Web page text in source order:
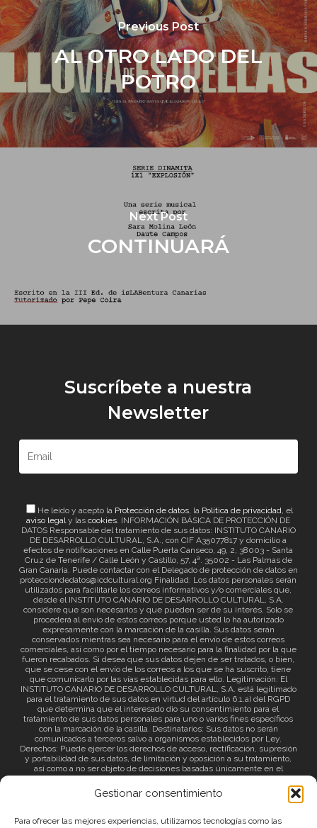
Gestionar consentimiento
Para ofrecer las mejores experiencias, utilizamos tecnologías como las
Previous Post
AL OTRO LADO DEL
POTRO
Next Post
CONTINUARÁ
Suscríbete a nuestra
Newsletter
He leído y acepto la Protección de datos, la Política de privacidad, el
aviso legaly lascookies. INFORMACIÓN BÁSICA DE PROTECCIÓN DE
DATOS Responsable del tratamiento de sus datos: INSTITUTO CANARIO
DE DESARROLLO CULTURAL, S.A., con CIF A35077817 y domicilio a
efectos de notificaciones en Calle Puerta Canseco, 49, 2, 38003 - Santa
Cruz de Tenerife / Calle León y Castillo, 57, 4ª. 35002 - Las Palmas de
Gran Canaria. Puede contactar con el Delegado de protección de datos en
protecciondedatos@icdcultural.org Finalidad: Los datos personales serán
utilizados para facilitarle los correos informativos y/o comerciales que,
desde el INSTITUTO CANARIO DE DESARROLLO CULTURAL, S.A.
considere que son necesarios y que pueden ser de su interés. Solo se
procederá al envío de estos correos porque usted lo ha autorizado
expresamente con la marcación de la casilla. Sus datos serán
conservados mientras sea necesario para el envío de estos correos
comerciales, así como por el tiempo necesario para la finalidad por la que
fueron recabados. Si desea que sus datos dejen de ser tratados, o bien,
que se cese con el envío de los correos a los que se ha suscrito, tiene
que comunicarlo por las vías establecidas para ello. Legitimación: El
INSTITUTO CANARIO DE DESARROLLO CULTURAL, S.A. está legitimado
para el tratamiento de sus datos en virtud del artículo 6.1.a) del RGPD
que determina que el interesado dio su consentimiento para el
tratamiento de sus datos personales para uno o varios fines específicos
con la marcación de la casilla. Destinatarios: Sus datos no serán
comunicados a terceros salvo a organismos establecidos por Ley.
Derechos: Puede ejercer los derechos de acceso, rectificación, supresión
y portabilidad de sus datos, de limitación y oposición a su tratamiento,
así como a no ser objeto de decisiones basadas únicamente en el
tratamiento automatizado de sus datos y revocar el consentimiento
prestado. Información adicional: Puede consultar la información adicional
a través del siguienteenlace.